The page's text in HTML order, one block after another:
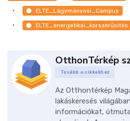
ELTE_Lágymányosi_Campus
ELTE_energetikai_korszerűsítés
OtthonTérkép
Tovább a cikkekhez
Az Otthontérkép
lakáskeresés
információkat,